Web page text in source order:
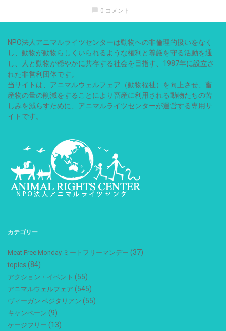
0 コメント
NPO法人アニマルライツセンターは動物への非倫理的扱いをなく
し、動物が動物らしくいられるような権利と尊厳を守る活動を通
し、人と動物が穏やかに共存する社会を目指す、1987年に設立さ
れた非営利団体です。
当サイトは、アニマルウェルフェア（動物福祉）を向上させ、畜
産物の量の削減をすることにより畜産に利用される動物たちの苦
しみを減らすために、アニマルライツセンターが運営する専用サ
イトです。
カテゴリー
Meat Free Monday ミートフリーマンデー (37)
topics (84)
アクション・イベント (55)
アニマルウェルフェア (545)
ヴィーガン ベジタリアン (55)
キャンペーン (9)
ケージフリー (13)